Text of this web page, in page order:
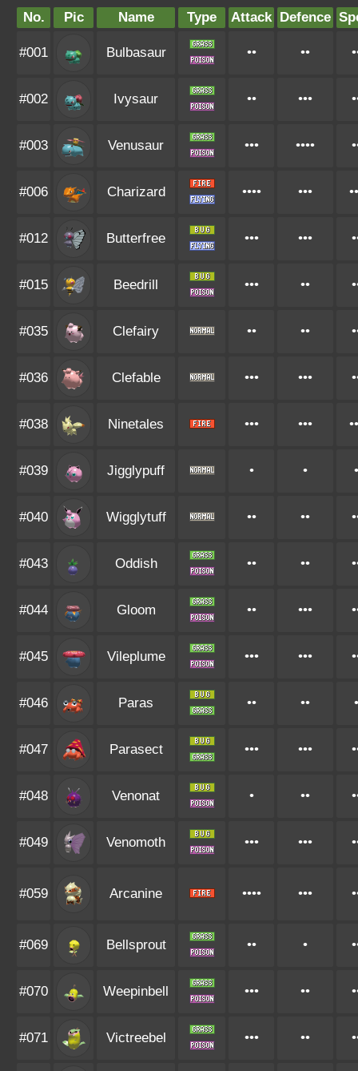
No. Pic Name Type Attack Defence
#001 Bulbasaur •• ••
#002 Ivysaur •• •••
#003 Venusaur ••• ••••
#006 Charizard •••• •••
#012 Butterfree ••• •••
#015 Beedrill ••• ••
#035 Clefairy •• ••
#036 Clefable ••• •••
#038 Ninetales ••• •••
#039 Jigglypuff • •
#040 Wigglytuff •• ••
#043 Oddish •• ••
#044 Gloom •• •••
#045 Vileplume ••• •••
#046 Paras •• ••
#047 Parasect ••• •••
#048 Venonat • ••
#049 Venomoth ••• •••
#059 Arcanine •••• •••
#069 Bellsprout •• •
#070 Weepinbell ••• ••
#071 Victreebel ••• ••